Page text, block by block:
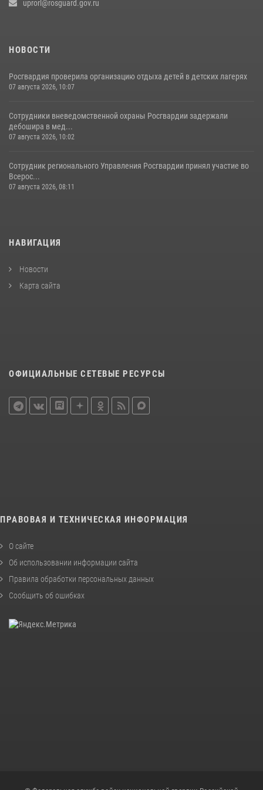
uprorl@rosguard.gov.ru
НОВОСТИ
Росгвардия проверила организацию отдыха детей в детских лагерях
07 августа 2026, 10:07
Сотрудники вневедомственной охраны Росгвардии задержали
дебошира в мед...
07 августа 2026, 10:02
Сотрудник регионального Управления Росгвардии принял участие во
Всерос...
07 августа 2026, 08:11
НАВИГАЦИЯ
Новости
Карта сайта
ОФИЦИАЛЬНЫЕ СЕТЕВЫЕ РЕСУРСЫ
ПРАВОВАЯ И ТЕХНИЧЕСКАЯ ИНФОРМАЦИЯ
О сайте
Об использовании информации сайта
Правила обработки персональных данных
Сообщить об ошибках